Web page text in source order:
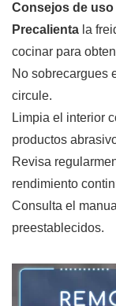
Consejos de
Precalienta la
cocinar para
No sobrecargues
circule.
Limpia el interior
productos
Revisa
rendimiento
Consulta el
preestablecidos.